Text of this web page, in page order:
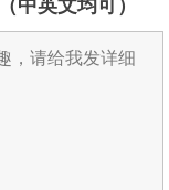
中英文均可）